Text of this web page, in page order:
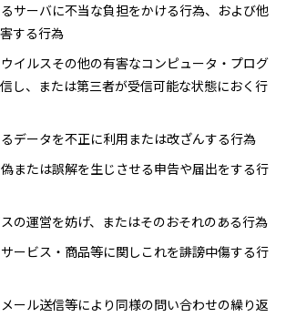
サーバに不当な負担をかける行為、および他
する行為
イルスその他の有害なコンピュータ・プログ
し、または第三者が受信可能な状態におく行
データを不正に利用または改ざんする行為
または誤解を生じさせる申告や届出をする行
の運営を妨げ、またはそのおそれのある行為
ービス・商品等に関しこれを誹謗中傷する行
ール送信等により同様の問い合わせの繰り返